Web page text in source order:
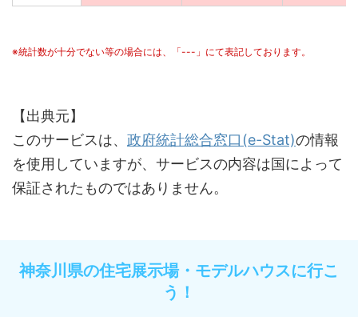
※統計数が十分でない等の場合には、「---」にて表記しております。
【出典元】
このサービスは、 政府統計総合窓口(e-Stat)の情報
を使用していますが、サービスの内容は国によって
保証されたものではありません。
神奈川県の住宅展示場・モデルハウスに行こ
う！